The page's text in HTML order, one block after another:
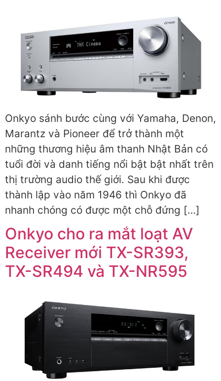
Onkyo sánh bước cùng với Yamaha, Denon,
Marantz và Pioneer để trở thành một
những thương hiệu âm thanh Nhật Bản có
tuổi đời và danh tiếng nổi bật bật nhất trên
thị trường audio thế giới. Sau khi được
thành lập vào năm 1946 thì Onkyo đã
nhanh chóng có được một chỗ đứng […]
Onkyo cho ra mắt loạt AV
Receiver mới TX-SR393,
TX-SR494 và TX-NR595